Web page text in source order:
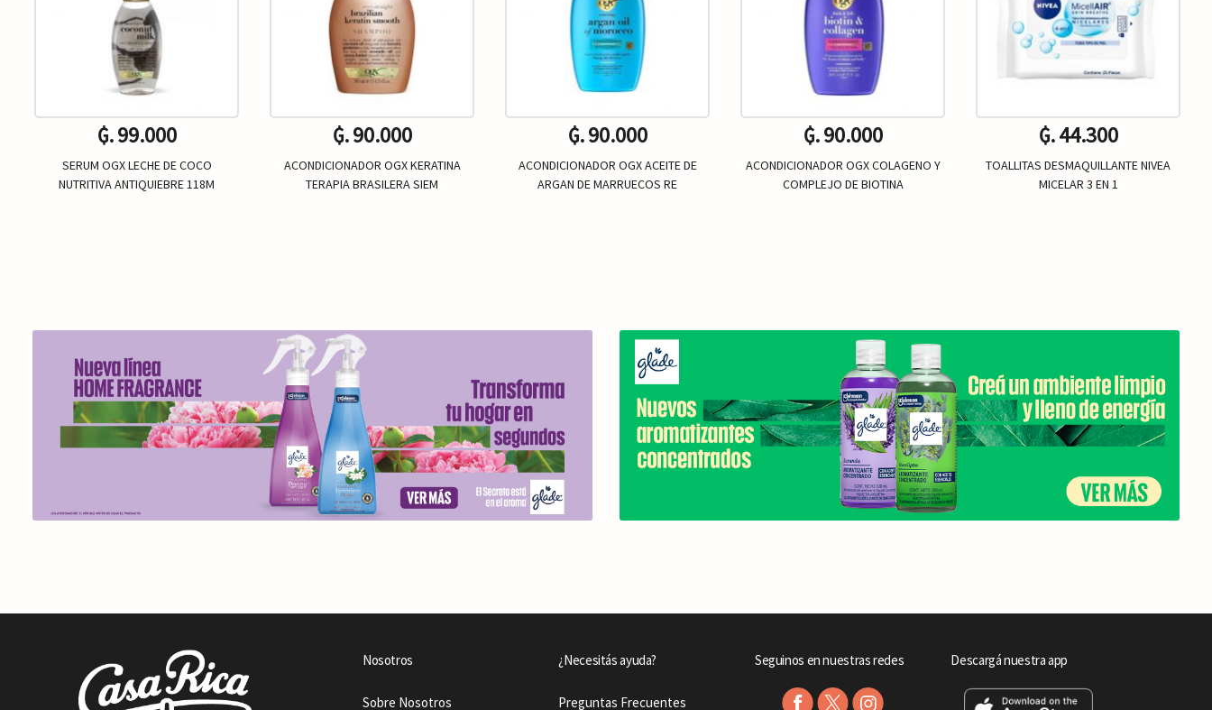
₲. 99.000
SERUM OGX LECHE DE COCO
NUTRITIVA ANTIQUIEBRE 118M
₲. 90.000
ACONDICIONADOR OGX KERATINA
TERAPIA BRASILERA SIEM
₲. 90.000
ACONDICIONADOR OGX ACEITE DE
ARGAN DE MARRUECOS RE
₲. 90.000
ACONDICIONADOR OGX COLAGENO Y
COMPLEJO DE BIOTINA
₲. 44.300
TOALLITAS DESMAQUILLANTE NIVEA
MICELAR 3 EN 1
Nosotros
Sobre Nosotros
¿Necesitás ayuda?
Preguntas Frecuentes
Seguinos en nuestras redes Descargá nuestra app